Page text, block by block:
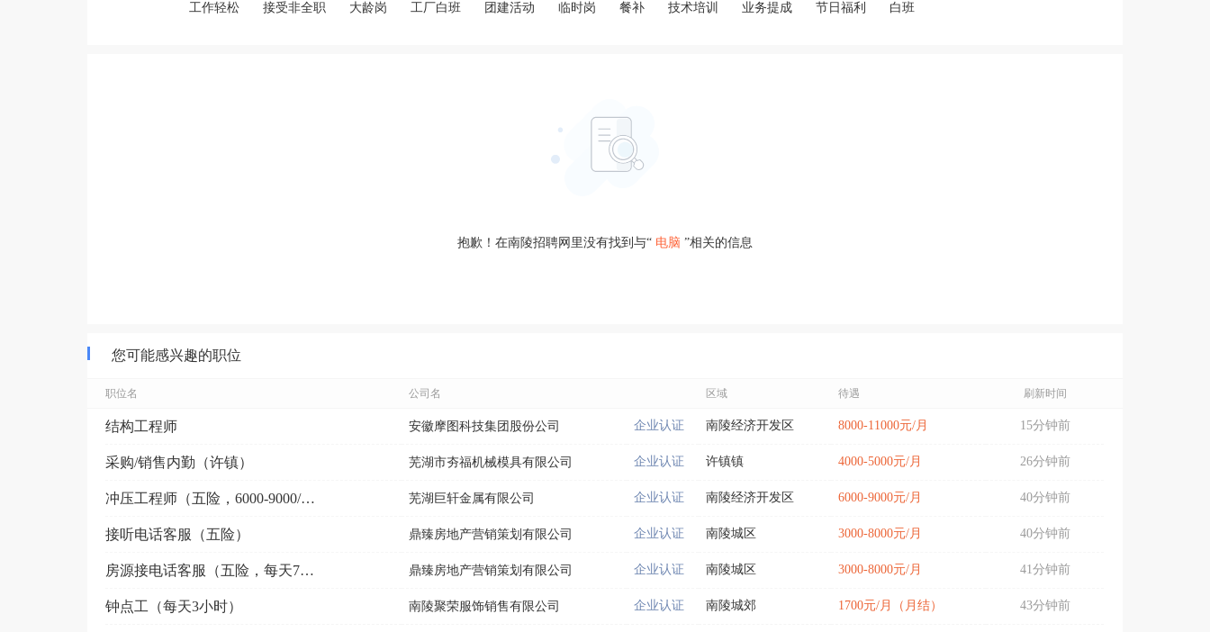
工作轻松 接受非全职 大龄岗 工厂白班 团建活动 临时岗 餐补 技术培训 业务提成 节日福利 白班
抱歉！在南陵招聘网里没有找到与“ 电脑 ”相关的信息
您可能感兴趣的职位
职位名 公司名 区域 待遇 刷新时间
结构工程师 安徽摩图科技集团股份公司 企业认证 南陵经济开发区 8000-11000元/月 15分钟前
采购/销售内勤（许镇） 芜湖市夯福机械模具有限公司 企业认证 许镇镇 4000-5000元/月 26分钟前
冲压工程师（五险，6000-9000/月） 芜湖巨轩金属有限公司 企业认证 南陵经济开发区 6000-9000元/月 40分钟前
接听电话客服（五险） 鼎臻房地产营销策划有限公司 企业认证 南陵城区 3000-8000元/月 40分钟前
房源接电话客服（五险，每天7小时左右） 鼎臻房地产营销策划有限公司 企业认证 南陵城区 3000-8000元/月 41分钟前
钟点工（每天3小时） 南陵聚荣服饰销售有限公司 企业认证 南陵城郊 1700元/月（月结） 43分钟前